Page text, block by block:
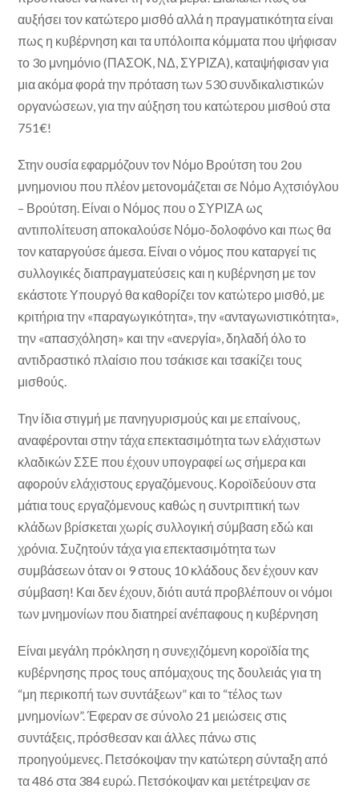
αυξήσει τον κατώτερο μισθό αλλά η πραγματικότητα είναι
πως η κυβέρνηση και τα υπόλοιπα κόμματα που ψήφισαν
το 3ο μνημόνιο (ΠΑΣΟΚ, ΝΔ, ΣΥΡΙΖΑ), καταψήφισαν για
μια ακόμα φορά την πρόταση των 530 συνδικαλιστικών
οργανώσεων, για την αύξηση του κατώτερου μισθού στα
751€!
Στην ουσία εφαρμόζουν τον Νόμο Βρούτση του 2ου
μνημονιου που πλέον μετονομάζεται σε Νόμο Αχτσιόγλου
– Βρούτση. Είναι ο Νόμος που ο ΣΥΡΙΖΑ ως
αντιπολίτευση αποκαλούσε Νόμο-δολοφόνο και πως θα
τον καταργούσε άμεσα. Είναι ο νόμος που καταργεί τις
συλλογικές διαπραγματεύσεις και η κυβέρνηση με τον
εκάστοτε Υπουργό θα καθορίζει τον κατώτερο μισθό, με
κριτήρια την «παραγωγικότητα», την «ανταγωνιστικότητα»,
την «απασχόληση» και την «ανεργία», δηλαδή όλο το
αντιδραστικό πλαίσιο που τσάκισε και τσακίζει τους
μισθούς.
Την ίδια στιγμή με πανηγυρισμούς και με επαίνους,
αναφέρονται στην τάχα επεκτασιμότητα των ελάχιστων
κλαδικών ΣΣΕ που έχουν υπογραφεί ως σήμερα και
αφορούν ελάχιστους εργαζόμενους. Κοροϊδεύουν στα
μάτια τους εργαζόμενους καθώς η συντριπτική των
κλάδων βρίσκεται χωρίς συλλογική σύμβαση εδώ και
χρόνια. Συζητούν τάχα για επεκτασιμότητα των
συμβάσεων όταν οι 9 στους 10 κλάδους δεν έχουν καν
σύμβαση! Και δεν έχουν, διότι αυτά προβλέπουν οι νόμοι
των μνημονίων που διατηρεί ανέπαφους η κυβέρνηση
Είναι μεγάλη πρόκληση η συνεχιζόμενη κοροϊδία της
κυβέρνησης προς τους απόμαχους της δουλειάς για τη
“μη περικοπή των συντάξεων” και το “τέλος των
μνημονίων”. Έφεραν σε σύνολο 21 μειώσεις στις
συντάξεις, πρόσθεσαν και άλλες πάνω στις
προηγούμενες. Πετσόκοψαν την κατώτερη σύνταξη από
τα 486 στα 384 ευρώ. Πετσόκοψαν και μετέτρεψαν σε